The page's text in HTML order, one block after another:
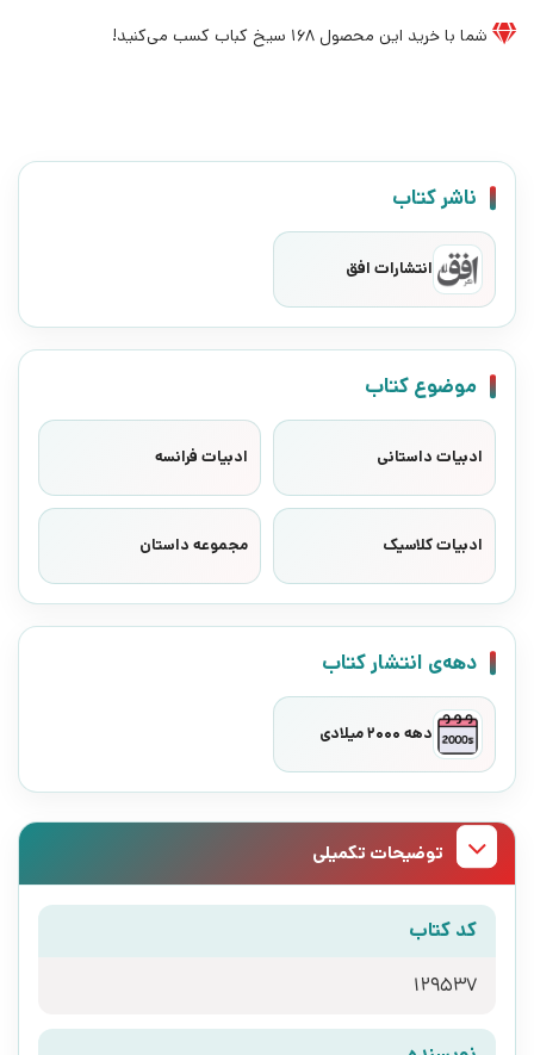
شما با خرید این محصول 168 سیخ کباب کسب می‌کنید!
ناشر کتاب
انتشارات افق
موضوع کتاب
ادبیات داستانی ادبیات فرانسه
ادبیات کلاسیک مجموعه داستان
دهه‌ی انتشار کتاب
دهه 2000 میلادی
توضیحات تکمیلی
کد کتاب
129537